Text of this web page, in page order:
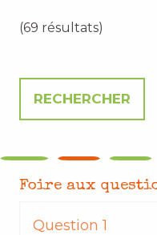
(69 résultats)
Foire aux
Question 1